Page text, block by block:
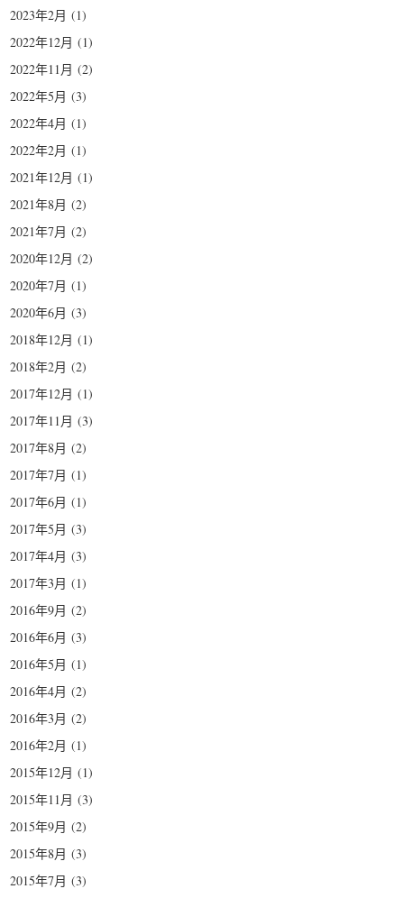
2023年2月 (1)
2022年12月 (1)
2022年11月 (2)
2022年5月 (3)
2022年4月 (1)
2022年2月 (1)
2021年12月 (1)
2021年8月 (2)
2021年7月 (2)
2020年12月 (2)
2020年7月 (1)
2020年6月 (3)
2018年12月 (1)
2018年2月 (2)
2017年12月 (1)
2017年11月 (3)
2017年8月 (2)
2017年7月 (1)
2017年6月 (1)
2017年5月 (3)
2017年4月 (3)
2017年3月 (1)
2016年9月 (2)
2016年6月 (3)
2016年5月 (1)
2016年4月 (2)
2016年3月 (2)
2016年2月 (1)
2015年12月 (1)
2015年11月 (3)
2015年9月 (2)
2015年8月 (3)
2015年7月 (3)